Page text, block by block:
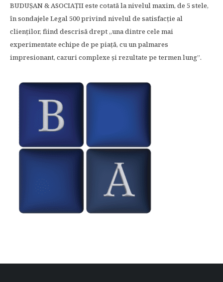
BUDUȘAN & ASOCIAȚII este cotată la nivelul maxim, de 5 stele,
în sondajele Legal 500 privind nivelul de satisfacție al
clienților, fiind descrisă drept „una dintre cele mai
experimentate echipe de pe piață, cu un palmares
impresionant, cazuri complexe și rezultate pe termen lung”.